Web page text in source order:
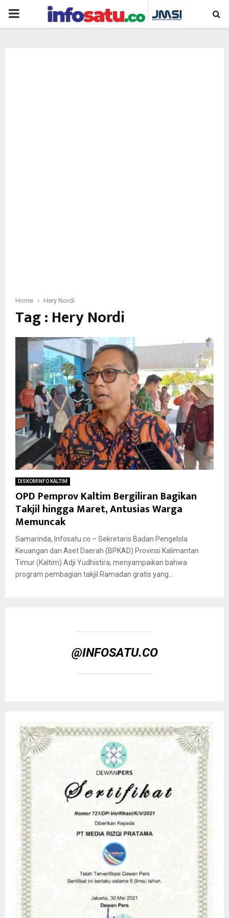
PRIMARY
Home Hery Nordi
Tag : Hery Nordi
DISKOMINFO KALTIM
OPD Pemprov Kaltim Bergiliran Bagikan
Takjil hingga Maret, Antusias Warga
Memuncak
Samarinda, Infosatu.co – Sekretaris Badan Pengelola
Keuangan dan Aset Daerah (BPKAD) Provinsi Kalimantan
Timur (Kaltim) Adji Yudhistira, menyampaikan bahwa
program pembagian takjil Ramadan gratis yang...
@INFOSATU.CO